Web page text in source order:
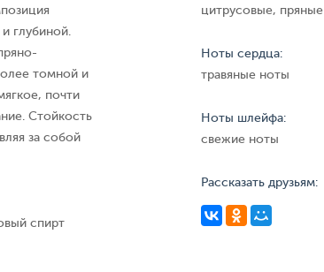
глубиной.
томной и
почти
Стойкость
за собой
спирт
цитрусовые, пряные
Ноты сердца:
травяные ноты
Ноты шлейфа:
свежие ноты
Рассказать друзьям: